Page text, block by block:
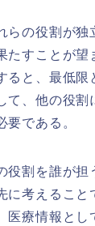
らの役割が独
たすことが望
ると、最低限
て、他の役割
要である。
役割を誰が担
に考えること
医療情報とし